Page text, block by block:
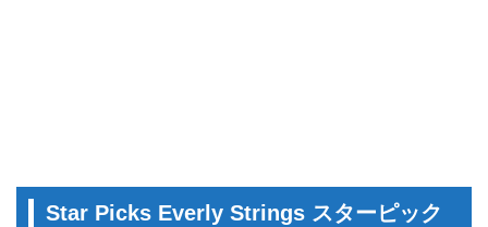
Star Picks Everly Strings スターピック